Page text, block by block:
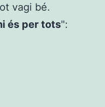
vagi bé.
és per tots":